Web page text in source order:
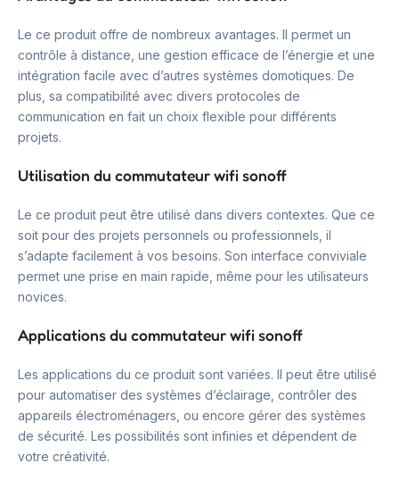
Le ce produit offre de nombreux avantages. Il permet un
contrôle à distance, une gestion efficace de l’énergie et une
intégration facile avec d’autres systèmes domotiques. De
plus, sa compatibilité avec divers protocoles de
communication en fait un choix flexible pour différents
projets.
Utilisation du commutateur wifi sonoff
Le ce produit peut être utilisé dans divers contextes. Que ce
soit pour des projets personnels ou professionnels, il
s’adapte facilement à vos besoins. Son interface conviviale
permet une prise en main rapide, même pour les utilisateurs
novices.
Applications du commutateur wifi sonoff
Les applications du ce produit sont variées. Il peut être utilisé
pour automatiser des systèmes d’éclairage, contrôler des
appareils électroménagers, ou encore gérer des systèmes
de sécurité. Les possibilités sont infinies et dépendent de
votre créativité.